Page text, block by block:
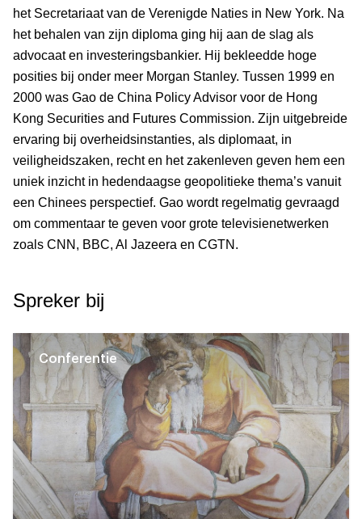
het Secretariaat van de Verenigde Naties in New York. Na
het behalen van zijn diploma ging hij aan de slag als
advocaat en investeringsbankier. Hij bekleedde hoge
posities bij onder meer Morgan Stanley. Tussen 1999 en
2000 was Gao de China Policy Advisor voor de Hong
Kong Securities and Futures Commission. Zijn uitgebreide
ervaring bij overheidsinstanties, als diplomaat, in
veiligheidszaken, recht en het zakenleven geven hem een
uniek inzicht in hedendaagse geopolitieke thema’s vanuit
een Chinees perspectief. Gao wordt regelmatig gevraagd
om commentaar te geven voor grote televisienetwerken
zoals CNN, BBC, Al Jazeera en CGTN.
Spreker bij
Conferentie